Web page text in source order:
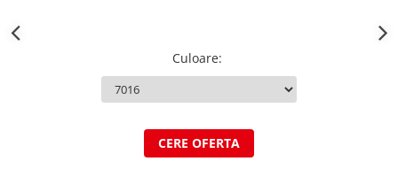
Expandoare
Fierastraie
Culoare:
CERE OFERTA